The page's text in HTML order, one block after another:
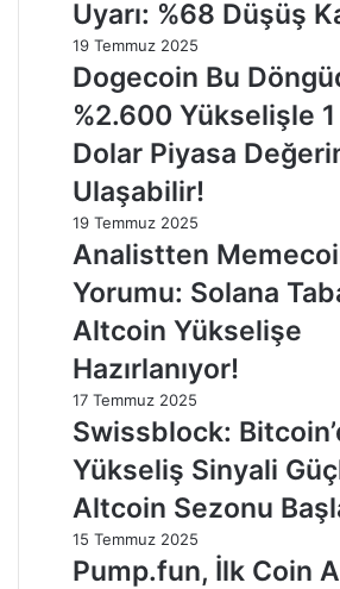
Uyarı: %68 Düşüş
19 Temmuz 2025
Dogecoin Bu
%2.600 Yükselişle
Dolar Piyasa
Ulaşabilir!
19 Temmuz 2025
Analistten
Yorumu: Solana
Altcoin Yükselişe
Hazırlanıyor!
17 Temmuz 2025
Swissblock:
Yükseliş Sinyali
Altcoin Sezonu
15 Temmuz 2025
Pump.fun, İlk Coin